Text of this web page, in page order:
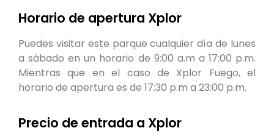
Horario de apertura Xplor
Puedes visitar este parque cualquier día de lunes
a sábado en un horario de 9:00 a.m a 17:00 p.m.
Mientras que en el caso de Xplor Fuego, el
horario de apertura es de 17:30 p.m a 23:00 p.m.
Precio de entrada a Xplor